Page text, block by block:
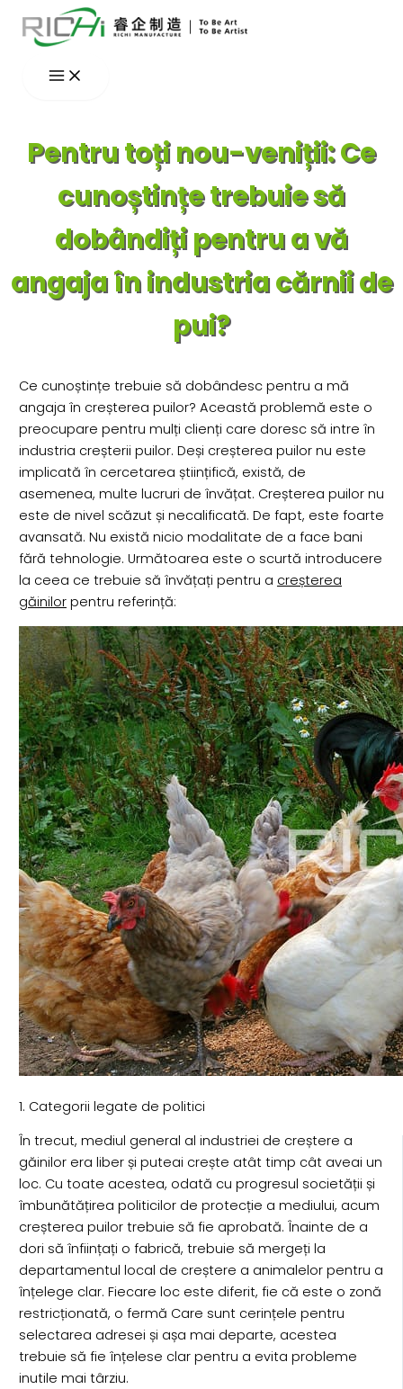
Skip
Pentru toți nou-veniții: Ce
cunoștințe trebuie să
dobândiți pentru a vă
angaja în industria cărnii de
pui?
Ce cunoștințe trebuie să dobândesc pentru a mă
angaja în creșterea puilor? Această problemă este o
preocupare pentru mulți clienți care doresc să intre în
industria creșterii puilor. Deși creșterea puilor nu este
implicată în cercetarea științifică, există, de
asemenea, multe lucruri de învățat. Creșterea puilor nu
este de nivel scăzut și necalificată. De fapt, este foarte
avansată. Nu există nicio modalitate de a face bani
fără tehnologie. Următoarea este o scurtă introducere
la ceea ce trebuie să învățați pentru a creșterea
găinilorpentru referință:
1. Categorii legate de politici
În trecut, mediul general al industriei de creștere a
găinilor era liber și puteai crește atât timp cât aveai un
loc. Cu toate acestea, odată cu progresul societății și
îmbunătățirea politicilor de protecție a mediului, acum
creșterea puilor trebuie să fie aprobată. Înainte de a
dori să înființați o fabrică, trebuie să mergeți la
departamentul local de creștere a animalelor pentru a
înțelege clar. Fiecare loc este diferit, fie că este o zonă
restricționată, o fermă Care sunt cerințele pentru
selectarea adresei și așa mai departe, acestea
trebuie să fie înțelese clar pentru a evita probleme
inutile mai târziu.